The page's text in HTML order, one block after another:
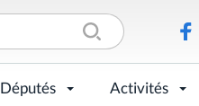
Députés Activités